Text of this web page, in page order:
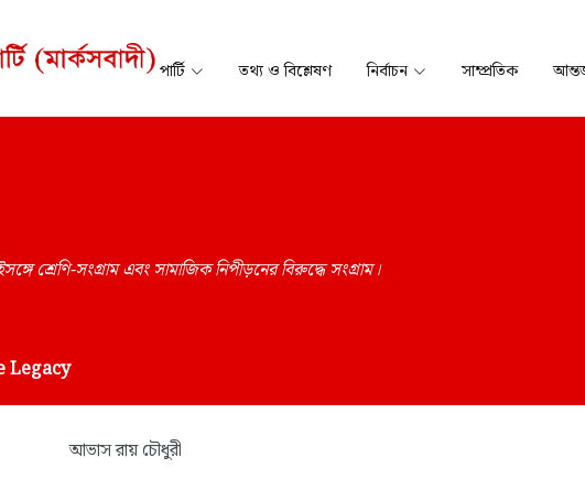
পার্টি তথ্য ও বিশ্লেষণ নির্বাচন সাম্প্রতিক
শ্রেণি-সংগ্রাম এবং সামাজিক নিপীড়নের বিরুদ্ধে সংগ্রাম।
Legacy
আভাস রায় চৌধুরী